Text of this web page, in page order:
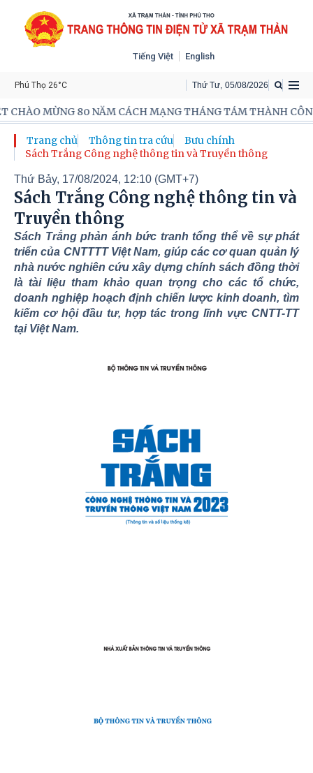
Tiếng Việt English
Thứ Tư 05/08/2026
Phú Thọ 26°C
MỪNG 80 NĂM CÁCH MẠNG THÁNG TÁM THÀNH
Trang chủ Thông tin tra cứu
Bưu chính
Sách Trắng Công nghệ thông tin và Truyền thông
Thứ Bảy, 17/08/2024, 12:10 (GMT+7)
Sách Trắng Công nghệ thông tin và
Truyền thông
Sách Trắng phản ánh bức tranh tổng thể về sự phát
triển của CNTTTT Việt Nam, giúp các cơ quan quản lý
nhà nước nghiên cứu xây dựng chính sách đồng thời
là tài liệu tham khảo quan trọng cho các tổ chức,
doanh nghiệp hoạch định chiến lược kinh doanh, tìm
kiếm cơ hội đầu tư, hợp tác trong lĩnh vực CNTT-TT
tại Việt Nam.